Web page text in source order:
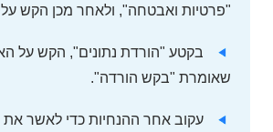
"פרטיות ואבטחה", ולאחר מכן הקש
בקטע "הורדת נתונים", הקש על
שאומרת "בקש הורדה".
עקוב אחר ההנחיות כדי לאשר